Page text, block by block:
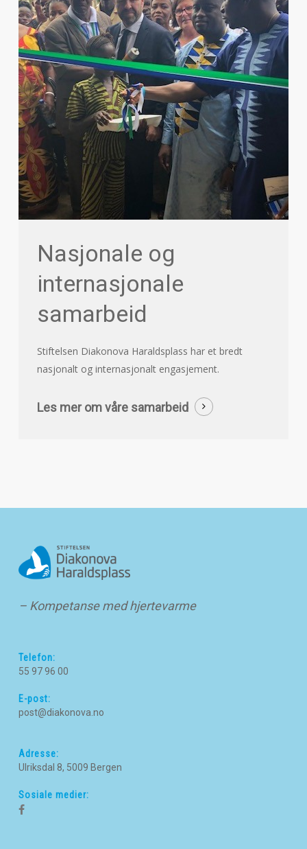
Nasjonale og
internasjonale
samarbeid
Stiftelsen Diakonova Haraldsplass har et bredt
nasjonalt og internasjonalt engasjement.
Les mer om våre samarbeid
– Kompetanse med hjertevarme
Telefon:
55 97 96 00
E-post:
post@diakonova.no
Adresse:
Ulriksdal 8, 5009 Bergen
Sosiale medier: